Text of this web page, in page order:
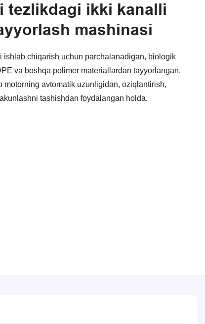
tezlikdagi ikki kanalli
mashinasi
chiqarish uchun parchalanadigan, biologik
va boshqa polimer materiallardan tayyorlangan.
motorning avtomatik uzunligidan, oziqlantirish,
tashishdan foydalangan holda.